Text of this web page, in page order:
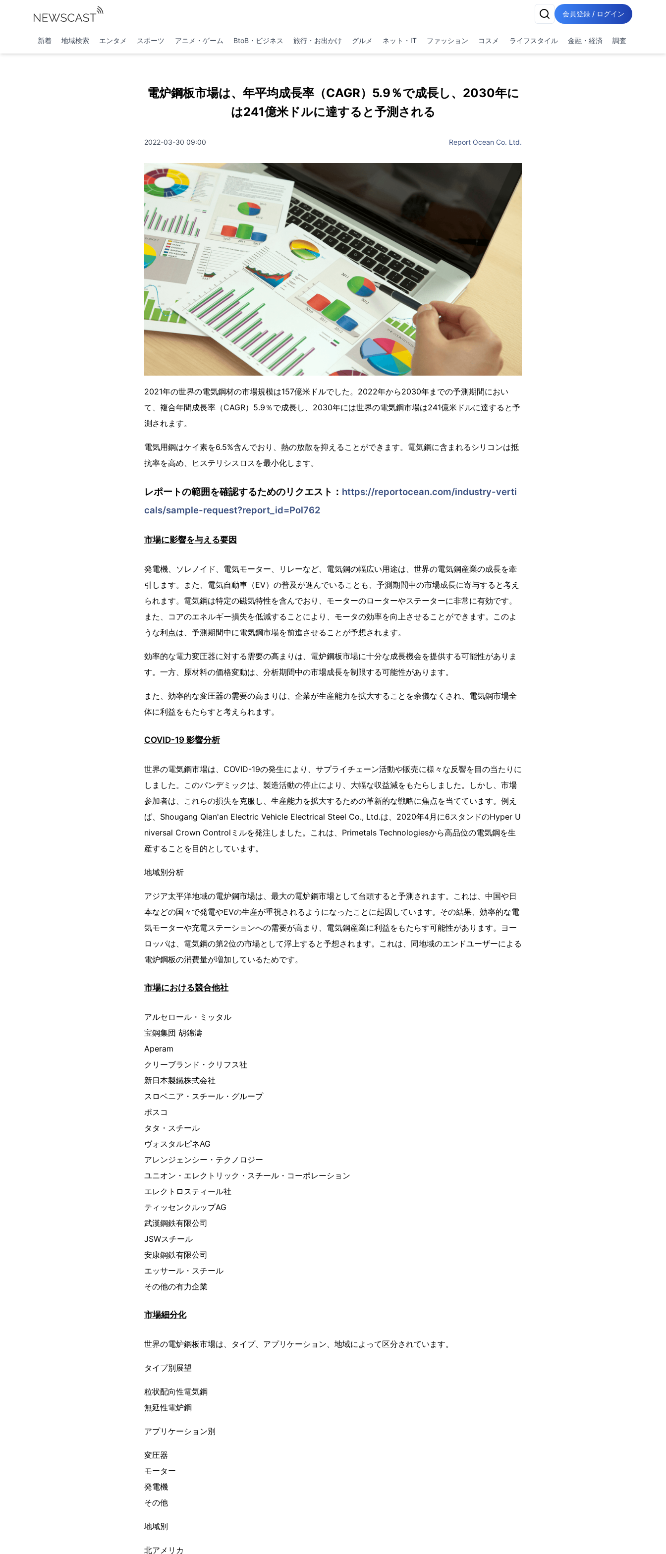
会員登録 / ログイン
新着 地域検索 エンタメ スポーツ アニメ・ゲーム BtoB・ビジネス 旅行・お出かけ グルメ ネット・IT ファッション コスメ ライフスタイル 金融・経済 調査
電炉鋼板市場は、年平均成長率（CAGR）5.9％で成長し、2030年に
は241億米ドルに達すると予測される
2022-03-30 09:00 Report Ocean Co. Ltd.
2021年の世界の電気鋼材の市場規模は157億米ドルでした。2022年から2030年までの予測期間におい
て、複合年間成長率（CAGR）5.9％で成長し、2030年には世界の電気鋼市場は241億米ドルに達すると予
測されます。
電気用鋼はケイ素を6.5%含んでおり、熱の放散を抑えることができます。電気鋼に含まれるシリコンは抵
抗率を高め、ヒステリシスロスを最小化します。
レポートの範囲を確認するためのリクエスト： https://reportocean.com/industry-verti
cals/sample-request?report_id=Pol762
市場に影響を与える要因
発電機、ソレノイド、電気モーター、リレーなど、電気鋼の幅広い用途は、世界の電気鋼産業の成長を牽
引します。また、電気自動車（EV）の普及が進んでいることも、予測期間中の市場成長に寄与すると考え
られます。電気鋼は特定の磁気特性を含んでおり、モーターのローターやステーターに非常に有効です。
また、コアのエネルギー損失を低減することにより、モータの効率を向上させることができます。このよ
うな利点は、予測期間中に電気鋼市場を前進させることが予想されます。
効率的な電力変圧器に対する需要の高まりは、電炉鋼板市場に十分な成長機会を提供する可能性がありま
す。一方、原材料の価格変動は、分析期間中の市場成長を制限する可能性があります。
また、効率的な変圧器の需要の高まりは、企業が生産能力を拡大することを余儀なくされ、電気鋼市場全
体に利益をもたらすと考えられます。
COVID-19 影響分析
世界の電気鋼市場は、COVID-19の発生により、サプライチェーン活動や販売に様々な反響を目の当たりに
しました。このパンデミックは、製造活動の停止により、大幅な収益減をもたらしました。しかし、市場
参加者は、これらの損失を克服し、生産能力を拡大するための革新的な戦略に焦点を当てています。例え
ば、Shougang Qian'an Electric Vehicle Electrical Steel Co., Ltd.は、2020年4月に6スタンドのHyper U
niversal Crown Controlミルを発注しました。これは、Primetals Technologiesから高品位の電気鋼を生
産することを目的としています。
地域別分析
アジア太平洋地域の電炉鋼市場は、最大の電炉鋼市場として台頭すると予測されます。これは、中国や日
本などの国々で発電やEVの生産が重視されるようになったことに起因しています。その結果、効率的な電
気モーターや充電ステーションへの需要が高まり、電気鋼産業に利益をもたらす可能性があります。ヨー
ロッパは、電気鋼の第2位の市場として浮上すると予想されます。これは、同地域のエンドユーザーによる
電炉鋼板の消費量が増加しているためです。
市場における競合他社
アルセロール・ミッタル
宝鋼集団 胡錦濤
Aperam
クリーブランド・クリフス社
新日本製鐵株式会社
スロベニア・スチール・グループ
ポスコ
タタ・スチール
ヴォスタルピネAG
アレンジェンシー・テクノロジー
ユニオン・エレクトリック・スチール・コーポレーション
エレクトロスティール社
ティッセンクルップAG
武漢鋼鉄有限公司
JSWスチール
安康鋼鉄有限公司
エッサール・スチール
その他の有力企業
市場細分化
世界の電炉鋼板市場は、タイプ、アプリケーション、地域によって区分されています。
タイプ別展望
粒状配向性電気鋼
無延性電炉鋼
アプリケーション別
変圧器
モーター
発電機
その他
地域別
北アメリカ